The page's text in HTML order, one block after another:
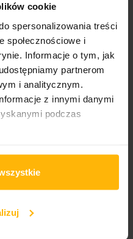
cookie
spersonalizowania treści
społecznościowe i
Informacje o tym, jak
partnerom
i analitycznym.
z innymi danymi
podczas